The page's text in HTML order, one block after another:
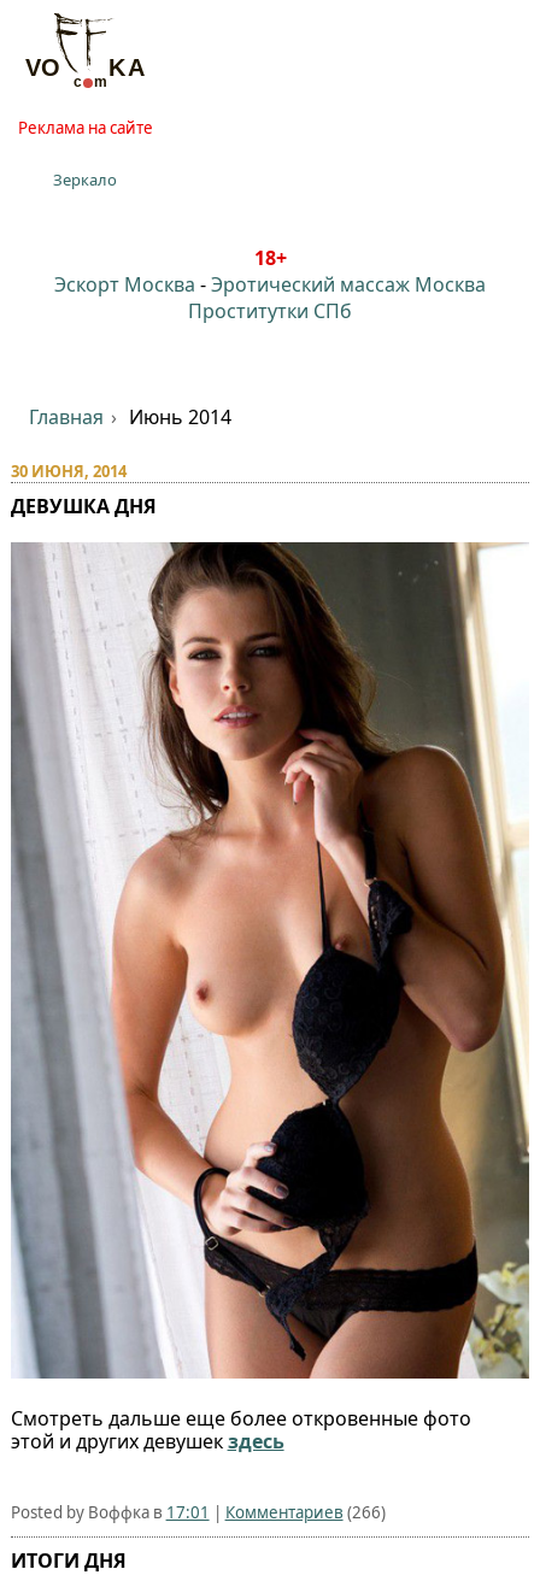
Реклама на сайте
Зеркало
18+
Эскорт Москва -Эротический массаж Москва
Проститутки СПб
Главная Июнь 2014
30 ИЮНЯ, 2014
ДЕВУШКА ДНЯ
Смотреть дальше еще более откровенные фото
этой и других девушекздесь
Posted by Воффка в 17:01 | Комментариев (266)
ИТОГИ ДНЯ